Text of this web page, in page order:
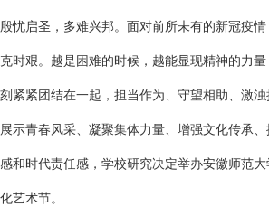
殷忧启圣，多难兴邦。面对前所未有的新冠疫
克时艰。越是困难的时候，越能显现精神的力
刻紧紧团结在一起，担当作为、守望相助、激浊
展示青春风采、凝聚集体力量、增强文化传承
感和时代责任感，学校研究决定举办安徽师范
化艺术节。